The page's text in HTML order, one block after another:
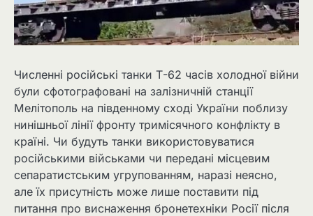
Численні російські танки Т-62 часів холодної війни
були сфотографовані на залізничній станції
Мелітополь на південному сході України поблизу
нинішньої лінії фронту тримісячного конфлікту в
країні. Чи будуть танки використовуватися
російськими військами чи передані місцевим
сепаратистським угрупованням, наразі неясно,
але їх присутність може лише поставити під
питання про виснаження бронетехніки Росії після